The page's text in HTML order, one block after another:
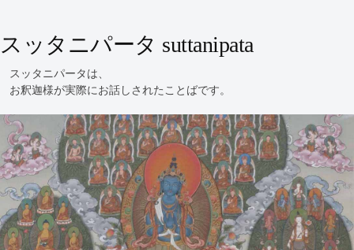
スッタニパータ suttanipata